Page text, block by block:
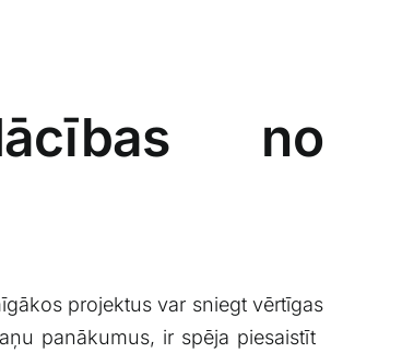
no
‍projektus⁣ var ‌sniegt ‌vērtīgas
panākumus, ir spēja piesaistīt